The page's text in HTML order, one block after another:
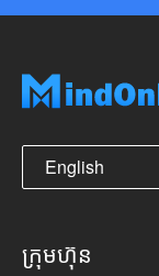
English
ក្រុមហ៊ុន